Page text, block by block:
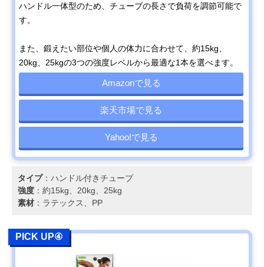
ハンドル一体型のため、チューブの長さで負荷を調節可能で
す。
また、鍛えたい部位や個人の体力に合わせて、約15kg、
20kg、25kgの3つの強度レベルから最適な1本を選べます。
Amazonで見る
楽天市場で見る
Yahoo!で見る
タイプ：ハンドル付きチューブ
強度 ：約15kg、20kg、25kg
素材 ：ラテックス、PP
PICK UP④